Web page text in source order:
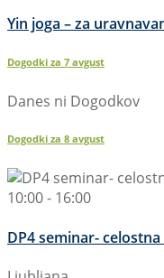
Yin joga – za
Dogodki za 7 avgust
Danes ni Dogodkov
Dogodki za 8 avgust
10:00 - 16:00
DP4 seminar-